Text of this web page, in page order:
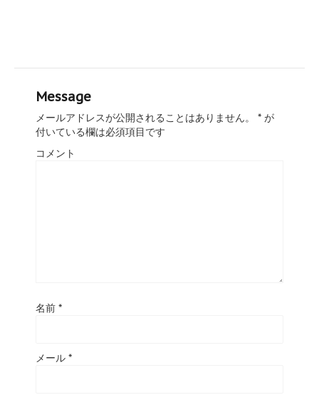
Message
メールアドレスが公開されることはありません。 * が
付いている欄は必須項目です
コメント
名前 *
メール *